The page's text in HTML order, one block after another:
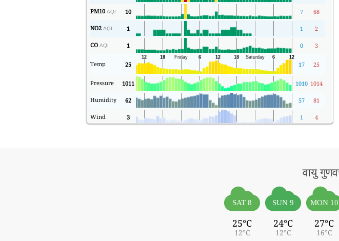
PM10 AQI 10 7 68
NO2 AQI 1 1 2
CO AQI 1 0 3
Temp 25 17 25
Pressure 1011 1010 1014
Humidity 62 57 81
Wind 3 1 4
वायु
SAT 8
25°C
12°C
SUN 9
24°C
12°C
MON 10
27°C
16°C